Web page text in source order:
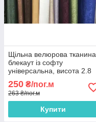
Щільна велюрова тканина
блекаут із софту
універсальна, висота 2.8
250 ₴/пог.м
263 ₴/пог.м
Купити